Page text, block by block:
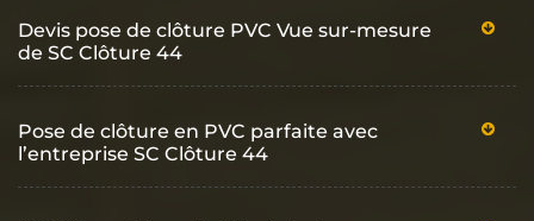
Devis pose de clôture PVC Vue sur-mesure
de SC Clôture 44
Pose de clôture en PVC parfaite avec
l’entreprise SC Clôture 44